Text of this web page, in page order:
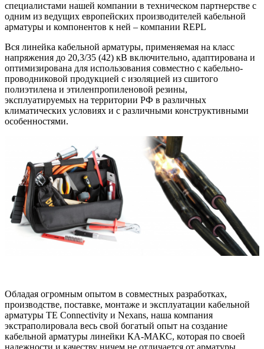
специалистами нашей компании в техническом партнерстве с
одним из ведущих европейских производителей кабельной
арматуры и компонентов к ней – компании REPL
Вся линейка кабельной арматуры, применяемая на класс
напряжения до 20,3/35 (42) кВ включительно, адаптирована и
оптимизирована для использования совместно с кабельно-
проводниковой продукцией с изоляцией из сшитого
полиэтилена и этиленпропиленовой резины,
эксплуатируемых на территории РФ в различных
климатических условиях и с различными конструктивными
особенностями.
Обладая огромным опытом в совместных разработках,
производстве, поставке, монтаже и эксплуатации кабельной
арматуры TE Connectivity и Nexans, наша компания
экстраполировала весь свой богатый опыт на создание
кабельной арматуры линейки КА-МАКС, которая по своей
надежности и качеству ничем не отличается от арматуры